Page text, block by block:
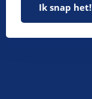
Ik snap het!